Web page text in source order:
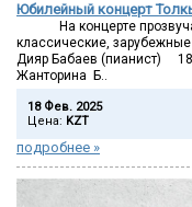
Юбилейный концерт
На концерте
классические,
Дияр Бабаев (пианист) 18
Жанторина Б..
18 Фев. 2025
Цена: KZT
подробнее »